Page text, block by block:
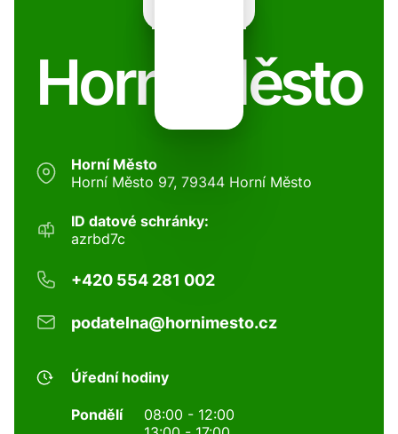
Horní Město
Horní Město
Horní Město 97, 79344 Horní Město
ID datové schránky:
azrbd7c
+420 554 281 002
podatelna@hornimesto.cz
Úřední hodiny
Pondělí
08:00 - 12:00